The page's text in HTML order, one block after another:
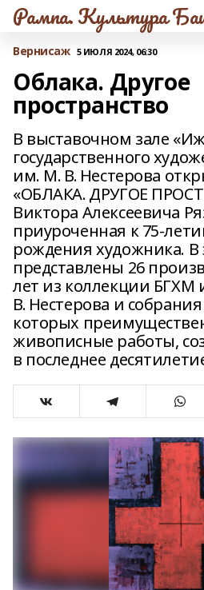
Рампа. Культура
Вернисаж 5 ИЮЛЯ 2024, 06:30
Облака. Другое
пространство
В выставочном зале
государственного
им. М. В. Нестерова
«ОБЛАКА. ДРУГОЕ
Виктора Алексеевича
приуроченная к
рождения художника. В
представлены 26
лет из коллекции БГХМ
В. Нестерова и
которых
живописные работы,
в последнее